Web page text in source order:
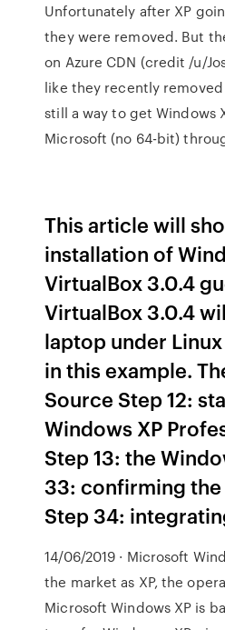
Unfortunately after XP
they were removed. But
on Azure CDN (credit /u/
like they recently
still a way to get Windows
Microsoft (no 64-bit)
This article will
installation of
VirtualBox 3.0.4
VirtualBox 3.0.4
laptop under Linux
in this example.
Source Step 12:
Windows XP
Step 13: the
33: confirming
Step 34:
14/06/2019 · Microsoft
the market as XP, the
Microsoft Windows XP is